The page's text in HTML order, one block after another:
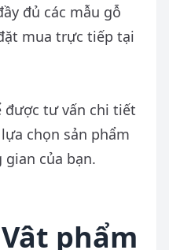
đủ các mẫu gỗ
mua trực tiếp tại
được tư vấn chi tiết
chọn sản phẩm
của bạn.
phẩm